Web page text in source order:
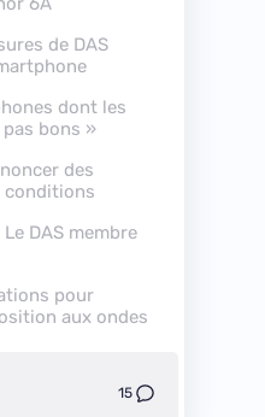
de DAS
dont les
bons »
des
conditions
DAS membre
pour
aux ondes
15